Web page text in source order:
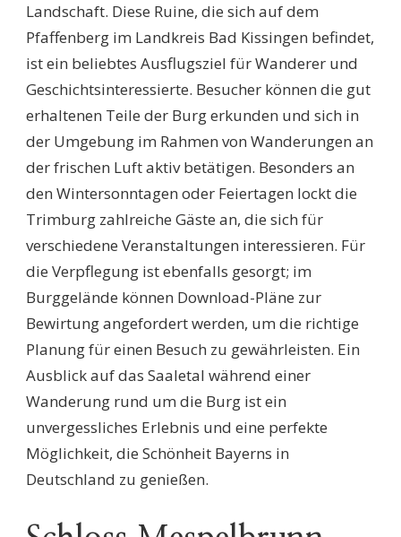
Landschaft. Diese Ruine, die sich auf dem
Pfaffenberg im Landkreis Bad Kissingen befindet,
ist ein beliebtes Ausflugsziel für Wanderer und
Geschichtsinteressierte. Besucher können die gut
erhaltenen Teile der Burg erkunden und sich in
der Umgebung im Rahmen von Wanderungen an
der frischen Luft aktiv betätigen. Besonders an
den Wintersonntagen oder Feiertagen lockt die
Trimburg zahlreiche Gäste an, die sich für
verschiedene Veranstaltungen interessieren. Für
die Verpflegung ist ebenfalls gesorgt; im
Burggelände können Download-Pläne zur
Bewirtung angefordert werden, um die richtige
Planung für einen Besuch zu gewährleisten. Ein
Ausblick auf das Saaletal während einer
Wanderung rund um die Burg ist ein
unvergessliches Erlebnis und eine perfekte
Möglichkeit, die Schönheit Bayerns in
Deutschland zu genießen.